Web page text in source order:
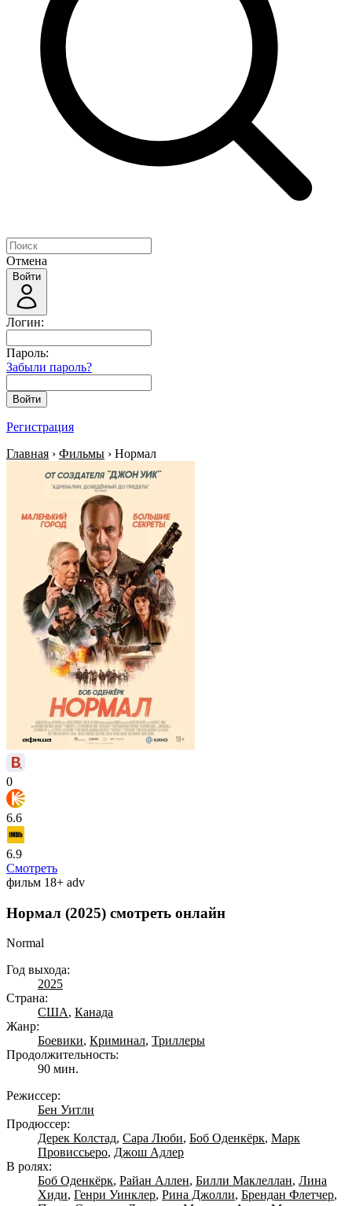
Отмена
Войти
Логин:
Пароль:
Забыли пароль?
Войти
Регистрация
Главная › Фильмы › Нормал
0
6.6
6.9
Смотреть
фильм 18+ adv
Нормал (2025) смотреть онлайн
Normal
Год выхода:
2025
Страна:
США, Канада
Жанр:
Боевики, Криминал, Триллеры
Продолжительность:
90 мин.
Режиссер:
Бен Уитли
Продюссер:
Дерек Колстад, Сара Люби, Боб Оденкёрк, Марк
Провиссьеро, Джош Адлер
В ролях:
Боб Оденкёрк, Райан Аллен, Билли Маклеллан, Лина
Хиди, Генри Уинклер, Рина Джолли, Брендан Флетчер,